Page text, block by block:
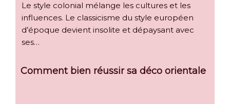
Le style colonial mélange les cultures et les
influences. Le classicisme du style européen
d’époque devient insolite et dépaysant avec
ses…
Comment bien réussir sa déco orientale